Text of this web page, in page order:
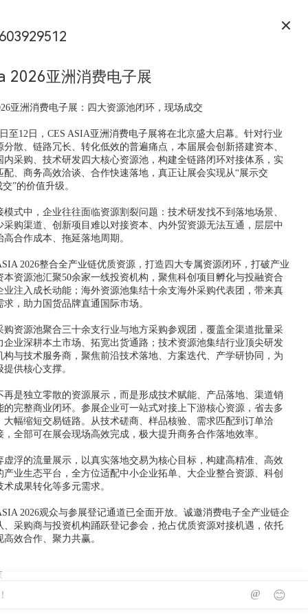
2026亚洲消费电子展
亚洲消费电子展：四大资源池闭环，现场成交
至12日，CES ASIA亚洲消费电子展将在北京盛大启幕。针对行业
分散、链路冗长、转化低效的普遍痛点，本届展会创新搭建资本、
内采购、技术研发四大核心资源池，构建全链路闭环对接体系，实
配、商务高效洽谈、合作快速落地，真正让展会实现从“展示交
”的价值升级。
模式中，企业往往面临资源割裂问题：技术研发找不到落地场景、
采购渠道、创新项目难以对接资本、内外贸资源无法互通，层层中
合作成本、拖延落地周期。
2026整合全产业链优质资源，打造四大专属资源闭环，打破产业
本资源池汇聚50余家一线投资机构，聚焦科创项目孵化与投融资合
业注入成长动能；海外资源池集结十余支海外采购代表团，带来真
，助力国货品牌直通国际市场。
购资源池聚合三十余支行业与地方采购参观团，覆盖全渠道批量采
企业深耕本土市场、拓宽出货通路；技术资源池集结行业顶尖研发
构与技术服务商，聚焦前沿技术落地、方案迭代、产学研协同，为
供核心支撑。
再是独立零散的资源展示，而是形成技术赋能、产品落地、渠道销
的完整商业闭环。参展企业可一站式对接上下游核心资源，省去多
大幅缩短交易链路。从技术磋商、样品核验、需求匹配到订单洽
，全部可在展会现场高效完成，极大提升商务合作落地效率。
虚浮的流量展示，以真实落地交易为核心目标，构建高精准、高效
产业生态平台，全方位适配中小企业拓单、大企业整合资源、科创
成果转化等多元需求。
2026观众与参展登记通道已全面开放。诚邀消费电子全产业链企
、采购商与投资机构踊跃登记参会，抢占优质资源对接机遇，依托
效合作、聚力共赢。
@ 😊